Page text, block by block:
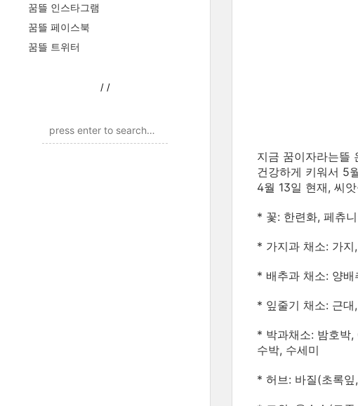
꿈뜰 인스타그램
꿈뜰 페이스북
꿈뜰 트위터
/ /
지금 꿈이자라는뜰
건강하게 키워서 5
4월 13일 현재, 씨
* 꽃: 한련화, 페츄
* 가지과 채소: 가
* 배추과 채소: 양
* 잎줄기 채소: 근대
* 박과채소: 밤호박,
수박, 수세미
* 허브: 바질(초록잎